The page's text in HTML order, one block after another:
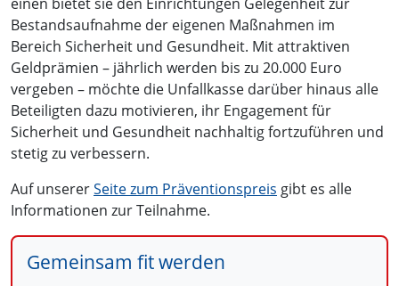
Bestandsaufnahme der eigenen Maßnahmen im
Bereich Sicherheit und Gesundheit. Mit attraktiven
Geldprämien – jährlich werden bis zu 20.000 Euro
vergeben – möchte die Unfallkasse darüber hinaus alle
Beteiligten dazu motivieren, ihr Engagement für
Sicherheit und Gesundheit nachhaltig fortzuführen und
stetig zu verbessern.
Auf unsererSeite zum Präventionspreis gibt es alle
Informationen zur Teilnahme.
Gemeinsam fit werden